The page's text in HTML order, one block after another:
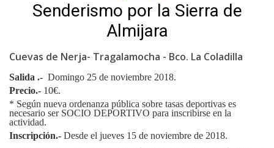
Senderismo por la Sierra de
Almijara
Cuevas de Nerja- Tragalamocha - Bco. La Coladilla
Salida .- Domingo 25 de noviembre 2018.
Precio.- 10€.
* Según nueva ordenanza pública sobre tasas deportivas es
necesario ser SOCIO DEPORTIVO para inscribirse en la
actividad.
Inscripción.- Desde el jueves 15 de noviembre de 2018.